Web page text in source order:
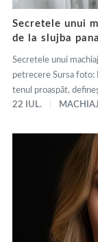
Secretele unui
de la slujba
Secretele unui
petrecere Sursa foto:
tenul proaspăt,
22 IUL.
MACHIAJ